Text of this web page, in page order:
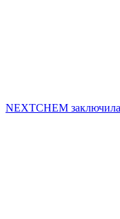
NEXTCHEM